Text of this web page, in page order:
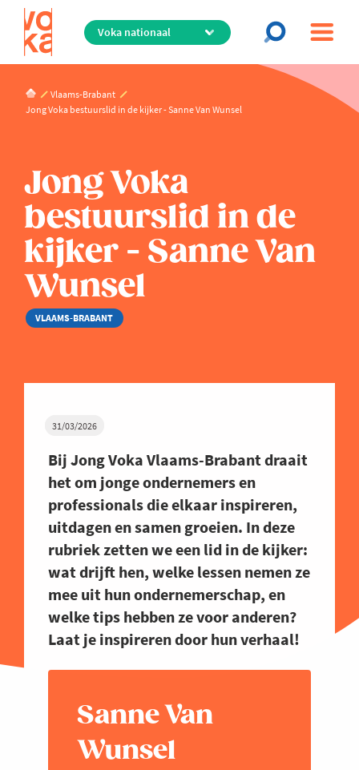
Overslaan
de
inhoud
Vlaams-Brabant
Jong Voka bestuurslid in de kijker - Sanne Van Wunsel
Jong Voka
bestuurslid in de
kijker - Sanne Van
Wunsel
VLAAMS-BRABANT
31/03/2026
Bij Jong Voka Vlaams-Brabant draait
het om jonge ondernemers en
professionals die elkaar inspireren,
uitdagen en samen groeien. In deze
rubriek zetten we een lid in de kijker:
wat drijft hen, welke lessen nemen ze
mee uit hun ondernemerschap, en
welke tips hebben ze voor anderen?
Laat je inspireren door hun verhaal!
Sanne Van
Wunsel